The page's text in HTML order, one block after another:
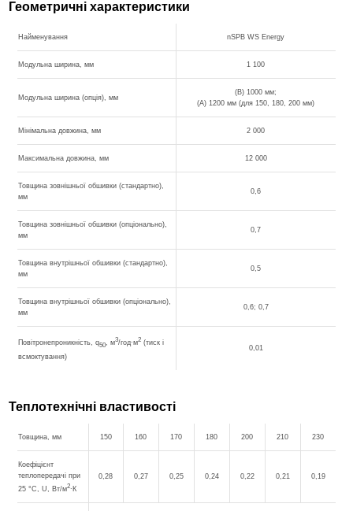
Геометричні характеристики
Найменування nSPB WS Energy
Модульна ширина, мм 1 100
Модульна ширина (опція), мм
(B) 1000 мм;
(A) 1200 мм (для 150, 180, 200 мм)
Мінімальна довжина, мм 2 000
Максимальна довжина, мм 12 000
Товщина зовнішньої обшивки (стандартно),
мм
0,6
Товщина зовнішньої обшивки (опціонально),
мм
0,7
Товщина внутрішньої обшивки (стандартно),
мм
0,5
Товщина внутрішньої обшивки (опціонально),
мм
0,6; 0,7
Повітронепроникність, q50, м3/год∙м2(тиск і
всмоктування)
0,01
Теплотехнічні властивості
Товщина, мм 150 160 170 180 200 210 230
Коефіцієнт
теплопередачі при
25 °С, U, Вт/м2∙К
0,28 0,27 0,25 0,24 0,22 0,21 0,19